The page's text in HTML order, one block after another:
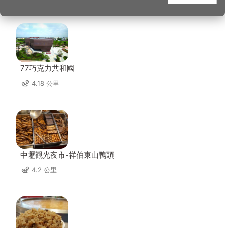
77巧克力共和國
4.18 公里
中壢觀光夜市-祥伯東山鴨頭
4.2 公里